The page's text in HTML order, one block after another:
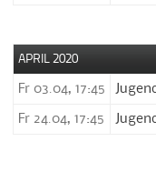
APRIL 2020
Fr 03.04, 17:45
Fr 24.04, 17:45